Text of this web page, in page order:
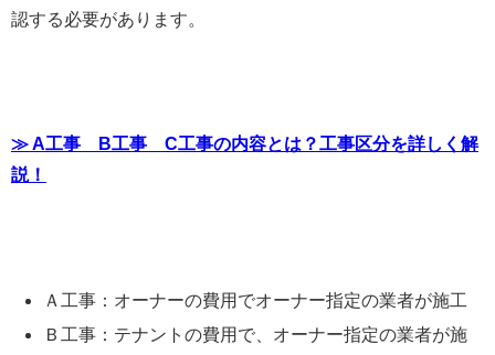
認する必要があります。
≫ A工事 B工事 C工事の内容とは？工事区分を詳しく解
説！
Ａ工事：オーナーの費用でオーナー指定の業者が施工
Ｂ工事：テナントの費用で、オーナー指定の業者が施